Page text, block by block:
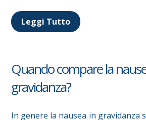
Leggi Tutto
Quando compare la
gravidanza?
In genere la nausea in gravidanza